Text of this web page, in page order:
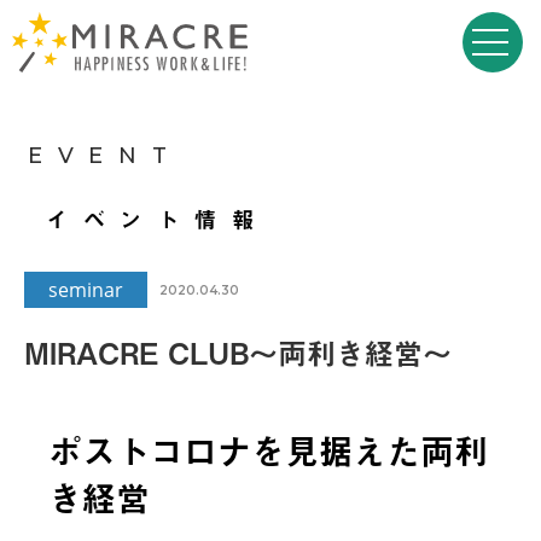
EVENT
イベント情報
seminar 2020.04.30
MIRACRE CLUB～両利き経営～
ポストコロナを見据えた両利
き経営